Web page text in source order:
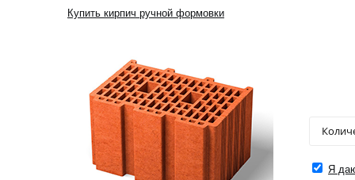
Купить кирпич ручной формовки
Я